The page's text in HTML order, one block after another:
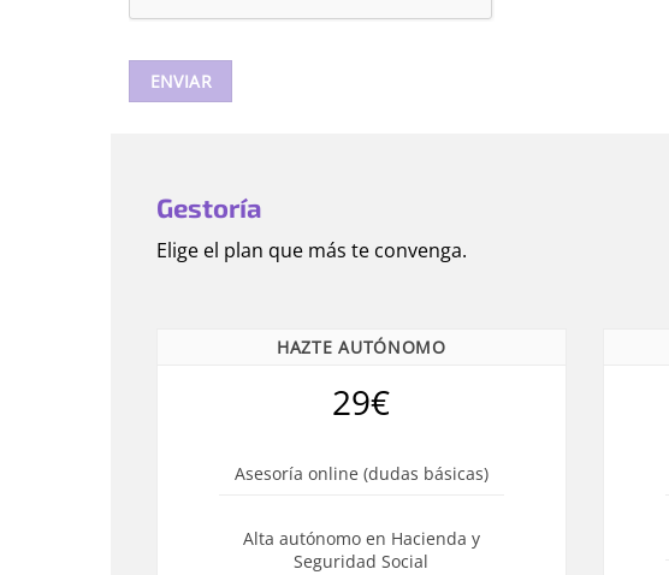
Gestoría
Elige el plan que más te convenga.
HAZTE AUTÓNOMO
29€
Asesoría online (dudas básicas)
Alta autónomo en Hacienda y
Seguridad Social